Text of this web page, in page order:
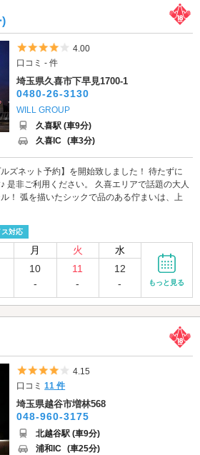
)
5つ星のうち4
4.00
口コミ - 件
埼玉県久喜市下早見1700-1
0480-26-3130
WILL GROUP
久喜駅 (車9分)
久喜IC (車3分)
ズネット予約】を開始致しました！ 待たずに
是非ご利用ください。 久喜エリアで話題の大人
！ 弧を描いたシックで品のある佇まいは、上
ス対応
月 火 水
10
-
11
-
12
-
もっと見る
5つ星のうち4
4.15
口コミ11 件
埼玉県越谷市増林568
048-960-3175
北越谷駅 (車9分)
浦和IC (車25分)